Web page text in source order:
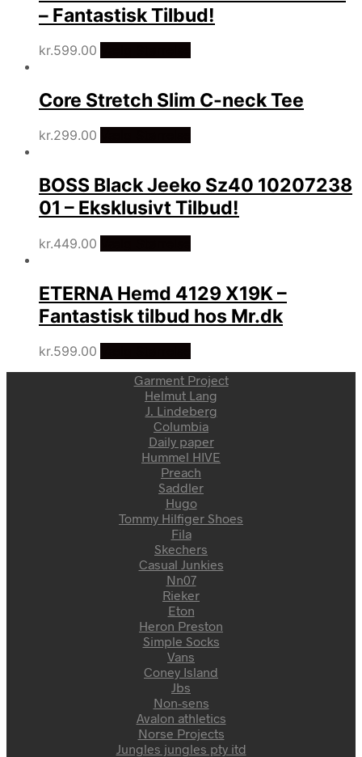
– Fantastisk Tilbud!
kr.599.00
Core Stretch Slim C-neck Tee
kr.299.00
BOSS Black Jeeko Sz40 10207238
01 – Eksklusivt Tilbud!
kr.449.00
ETERNA Hemd 4129 X19K –
Fantastisk tilbud hos Mr.dk
kr.599.00
Garment Project
Helmut Lang
J. Lindeberg
Columbia
Daily paper
Hummel HIVE
Preach
Saddler
Hugo
Tommy Hilfiger Shoes
Fila
Skechers
Casual Junkies
Nn07
Rieker
Eton
Heron Preston
Simple Socks
Vans
Coney Island
Jbs
Non-sens
Avalon athletics
Norse Projects
Jungles jungles pty itd